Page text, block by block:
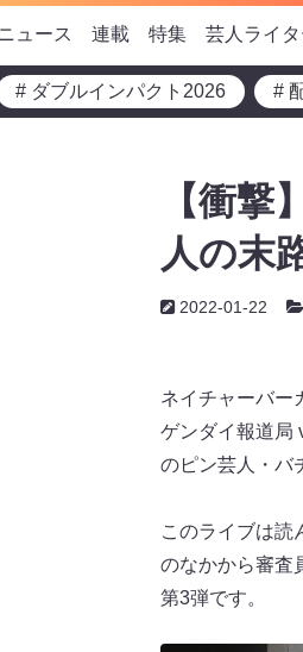
ュース 連載 特集 芸人ライ
# ダブルインパクト2026 #
【衝
人の末
2022-01-22
ネイチャーバー
ゲンダイ報道局
のピン芸人・バ
このライブは読
のなかから審査
第3弾です。